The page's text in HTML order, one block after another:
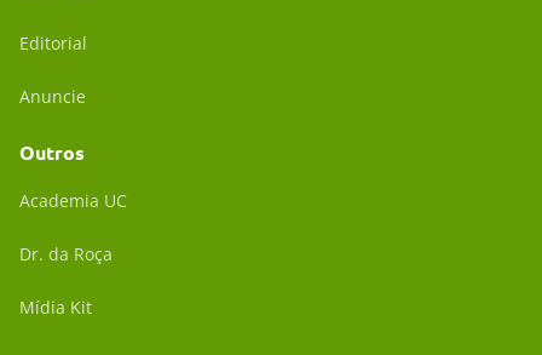
Editorial
Anuncie
Outros
Academia UC
Dr. da Roça
Mídia Kit